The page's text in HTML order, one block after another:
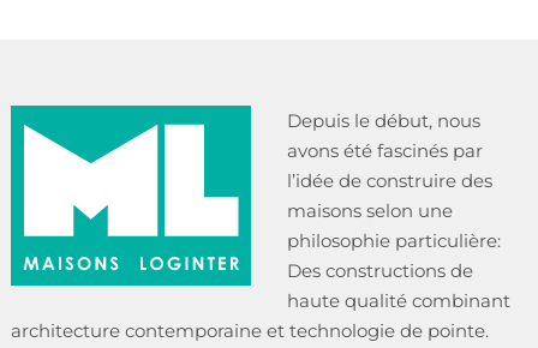
Depuis le début, nous
avons été fascinés par
l’idée de construire des
maisons selon une
philosophie particulière:
Des constructions de
haute qualité combinant
architecture contemporaine et technologie de pointe.